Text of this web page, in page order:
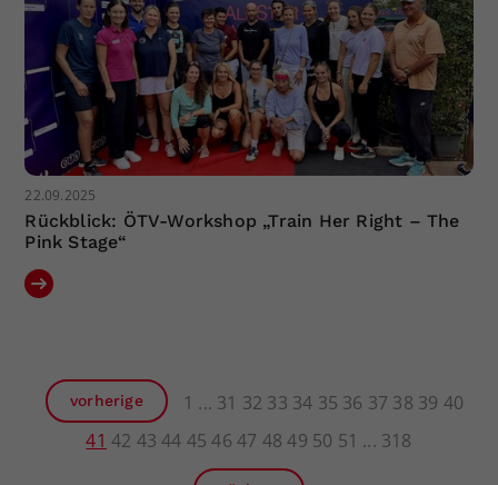
22.09.2025
Rückblick: ÖTV-Workshop „Train Her Right – The
Pink Stage“
vorherige 1 31 32 33 34 35 36 37 38 39 40
41 42 43 44 45 46 47 48 49 50 51 318